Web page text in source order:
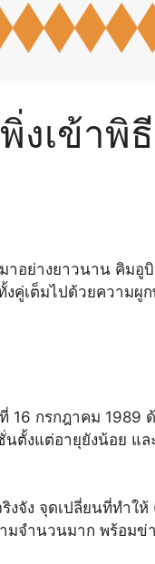
งเข้าพิ
าอย่างยาวนาน คิม
งคู่เต็มไปด้วยควา
16 กรกฎาคม 1989
นตั้งแต่อายุยังน้อย
งจัง จุดเปลี่ยนที่ทำใ
มจำนวนมาก พร้อม